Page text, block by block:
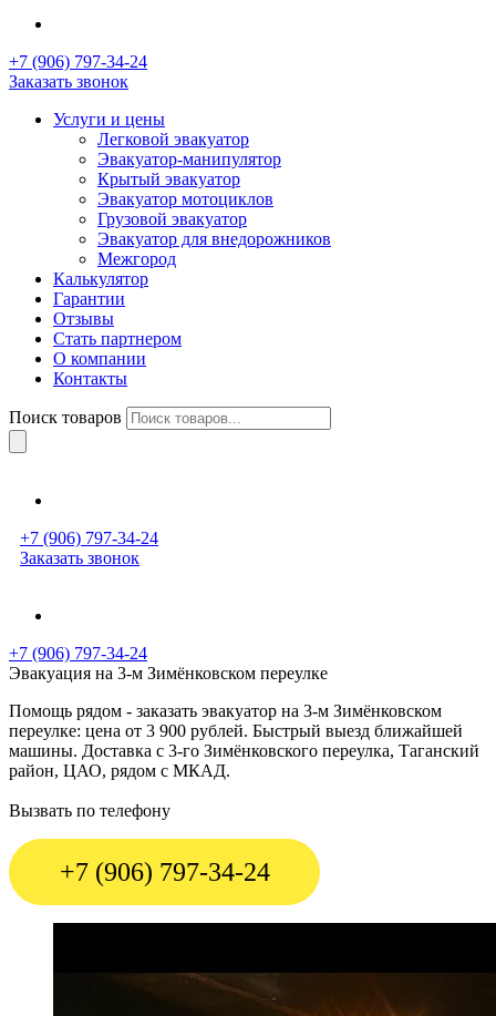
+7 (906) 797-34-24
Заказать звонок
Услуги и цены
Легковой эвакуатор
Эвакуатор-манипулятор
Крытый эвакуатор
Эвакуатор мотоциклов
Грузовой эвакуатор
Эвакуатор для внедорожников
Межгород
Калькулятор
Гарантии
Отзывы
Стать партнером
О компании
Контакты
Поиск товаров
+7 (906) 797-34-24
Заказать звонок
+7 (906) 797-34-24
Эвакуация на 3-м Зимёнковском переулке
Помощь рядом - заказать эвакуатор на 3-м Зимёнковском
переулке: цена от 3 900 рублей. Быстрый выезд ближайшей
машины. Доставка с 3-го Зимёнковского переулка, Таганский
район, ЦАО, рядом с МКАД.
Вызвать по телефону
+7 (906) 797-34-24